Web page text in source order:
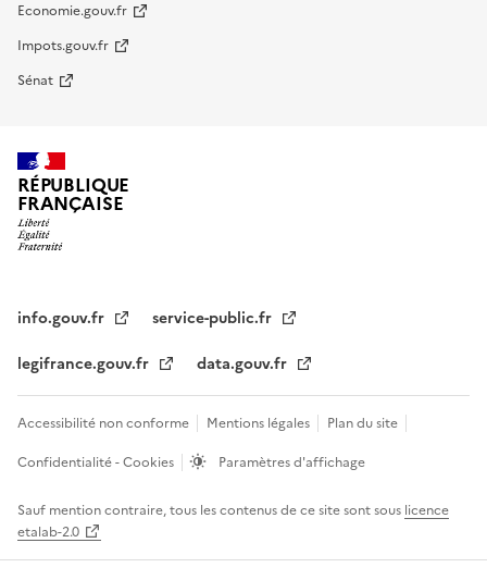
Economie.gouv.fr
Impots.gouv.fr
Sénat
RÉPUBLIQUE
FRANÇAISE
info.gouv.fr
service-public.fr
legifrance.gouv.fr
data.gouv.fr
Accessibilité non conforme Mentions légales
Plan du site
Confidentialité - Cookies
Paramètres d'affichage
Sauf mention contraire, tous les contenus de ce site sont sous licence
etalab-2.0